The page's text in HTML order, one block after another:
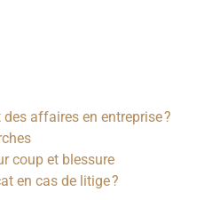
affaires en entreprise ?
coup et blessure
en cas de litige ?